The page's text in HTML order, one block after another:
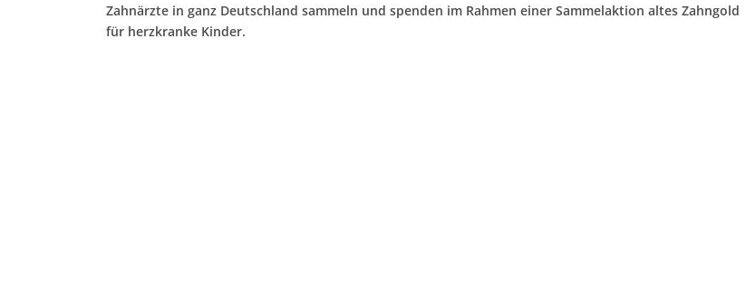
Zahnärzte in ganz Deutschland sammeln und spenden im Rahmen einer Sammelaktion altes Zahngold
für herzkranke Kinder.